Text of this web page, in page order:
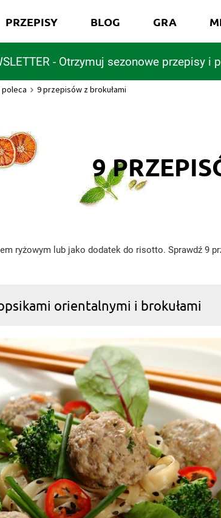
- Otrzymuj sezonowe przepisy i
PRZEPISY BLOG GRA
poleca 9 przepisów z brokułami
9
ryżowym lub jako dodatek do risotto. Sprawdź 9
orientalnymi i brokułami